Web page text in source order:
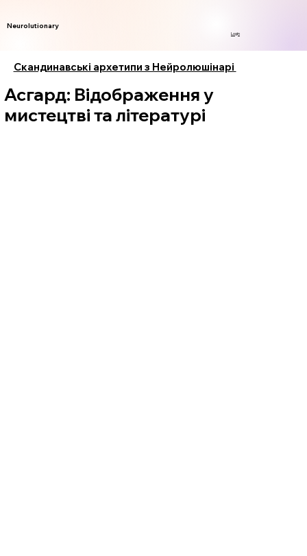
Neurolutionary
Login
Скандинавські архетипи з Нейролюшінарі
Асгард: Відображення у
мистецтві та літературі